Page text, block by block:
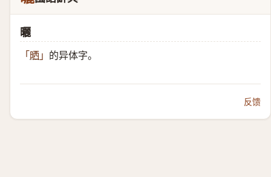
曬
「 晒 」 的异体字。
反馈